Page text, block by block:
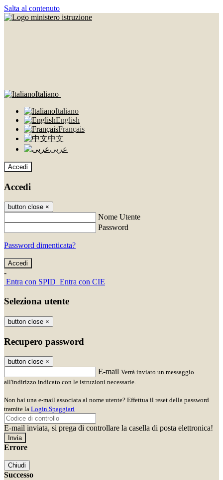
Salta al contenuto
Italiano
Italiano
English
Français
中文
عربى
Accedi
Accedi
button close ×
Nome Utente
Password
Password dimenticata?
-
Entra con SPID Entra con CIE
Seleziona utente
button close ×
Recupero password
button close ×
E-mail Verrà inviato un messaggio
all'indirizzo indicato con le istruzioni necessarie.
Non hai una e-mail associata al nome utente? Effettua il reset della password
tramite la Login Spaggiari
E-mail inviata, si prega di controllare la casella di posta elettronica!
Errore
Chiudi
Successo